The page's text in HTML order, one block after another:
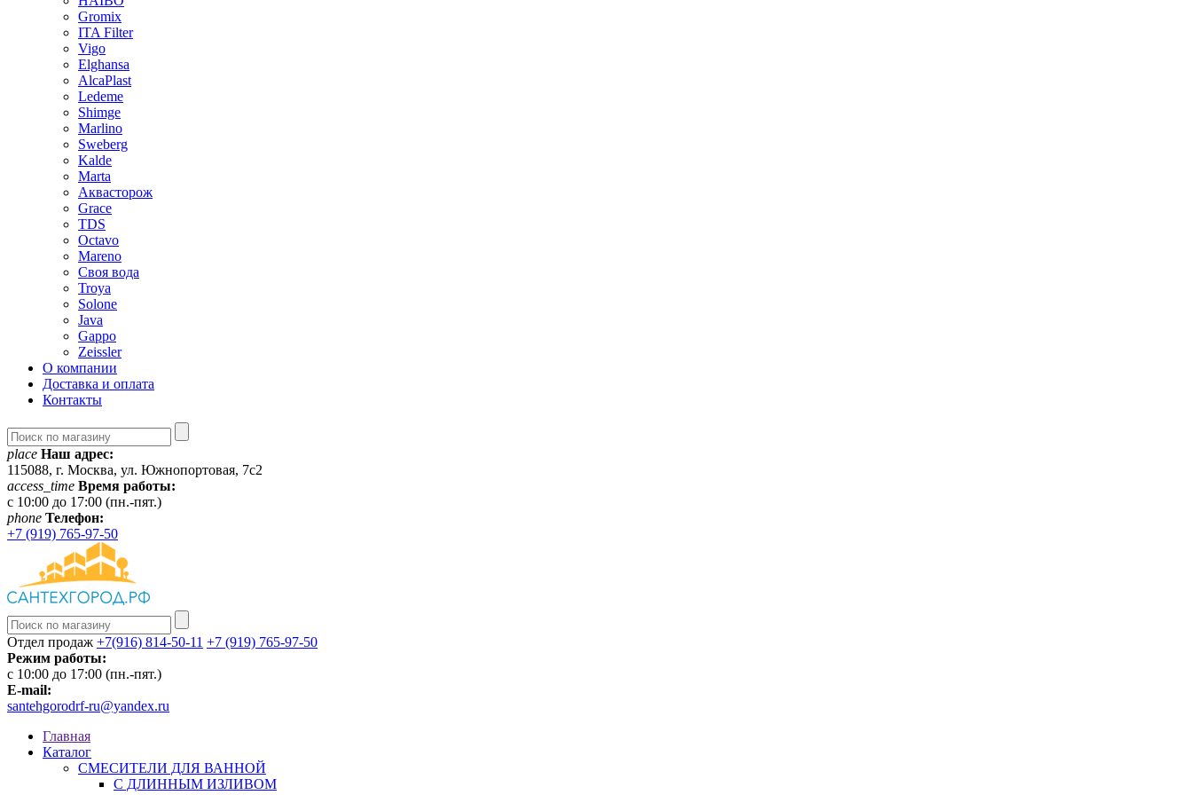
Gromix
ITA Filter
Vigo
Elghansa
AlcaPlast
Ledeme
Shimge
Marlino
Sweberg
Kalde
Marta
Аквасторож
Grace
TDS
Octavo
Mareno
Своя вода
Troya
Solone
Java
Gappo
Zeissler
О компании
Доставка и оплата
Контакты
place Наш адрес:
115088, г. Москва, ул. Южнопортовая, 7с2
access_time Время работы:
c 10:00 до 17:00 (пн.-пят.)
phone Телефон:
+7 (919) 765-97-50
Отдел продаж +7(916) 814-50-11 +7 (919) 765-97-50
Режим работы:
c 10:00 до 17:00 (пн.-пят.)
E-mail:
santehgorodrf-ru@yandex.ru
Главная
Каталог
СМЕСИТЕЛИ ДЛЯ ВАННОЙ
С ДЛИННЫМ ИЗЛИВОМ